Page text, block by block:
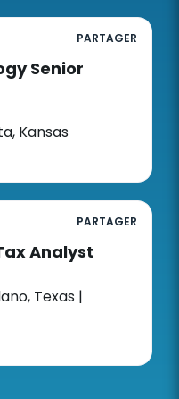
PARTAGER
Senior
Kansas
PARTAGER
Analyst
Texas |